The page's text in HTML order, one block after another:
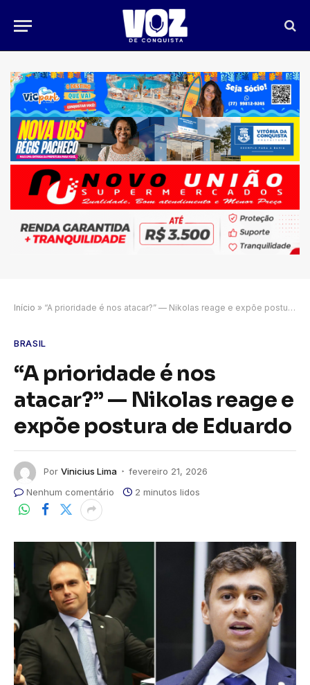
Início » “A prioridade é nos atacar?” — Nikolas reage e expõe postura de Eduardo
BRASIL
“A prioridade é nos
atacar?” — Nikolas reage e
expõe postura de Eduardo
Por Vinicius Lima
fevereiro 21, 2026
Nenhum comentário
2 minutos lidos